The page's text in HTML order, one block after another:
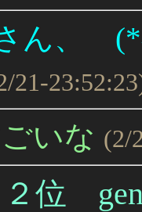
ん、
21-
いな (2/
２位